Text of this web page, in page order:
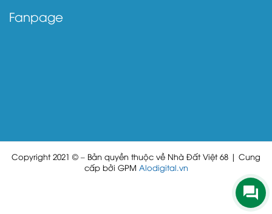
Fanpage
Copyright 2021 © – Bản quyền thuộc về Nhà Đất Việt 68 | Cung
cấp bởi GPM Alodigital.vn